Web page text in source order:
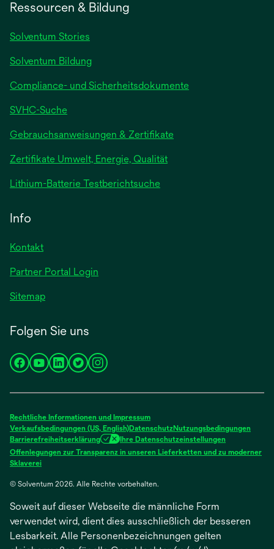
Ressourcen & Bildung
Solventum Stories
Solventum Bildung
Compliance- und Sicherheitsdokumente
SVHC-Suche
Gebrauchsanweisungen & Zertifikatewird
Zertifikate Umwelt, Energie, Qualität
Lithium-Batterie Testberichtsuchewird
Info
Kontakt
Partner Portal Login
Sitemap
Folgen Sie uns
wird
neuen
Registerkarte
geöffnet
wird
neuen
Registerkarte
geöffnet
wird
neuen
Registerkarte
geöffnet
wird
neuen
Registerkarte
geöffnet
wird
neuen
Registerkarte
geöffnet
Rechtliche Informationen und Impressum
Verkaufsbedingungen (US, English)DatenschutzNutzungsbedingungen
Barrierefreiheitserklärung
Ihre Datenschutzeinstellungen
Offenlegungen zur Transparenz in unseren Lieferketten und zu moderner
Sklavereiwird
einer
Registerkarte
geöffnet
© Solventum 2026. Alle Rechte vorbehalten.
Soweit auf dieser Webseite die männliche Form
verwendet wird, dient dies ausschließlich der besseren
Lesbarkeit. Alle Personenbezeichnungen gelten